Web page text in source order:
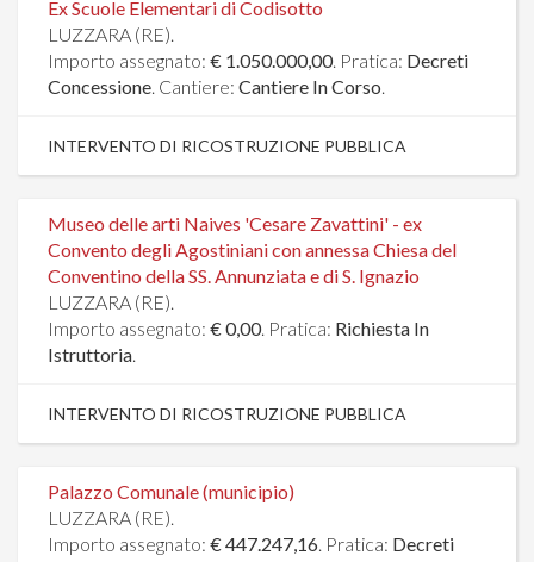
Ex Scuole Elementari di Codisotto
LUZZARA (RE).
Importo assegnato: € 1.050.000,00. Pratica: Decreti
Concessione. Cantiere: Cantiere In Corso.
INTERVENTO DI RICOSTRUZIONE PUBBLICA
Museo delle arti Naives 'Cesare Zavattini' - ex
Convento degli Agostiniani con annessa Chiesa del
Conventino della SS. Annunziata e di S. Ignazio
LUZZARA (RE).
Importo assegnato: € 0,00. Pratica: Richiesta In
Istruttoria.
INTERVENTO DI RICOSTRUZIONE PUBBLICA
Palazzo Comunale (municipio)
LUZZARA (RE).
Importo assegnato: € 447.247,16. Pratica: Decreti